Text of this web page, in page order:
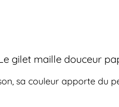
gilet maille douceur
sa couleur apporte du